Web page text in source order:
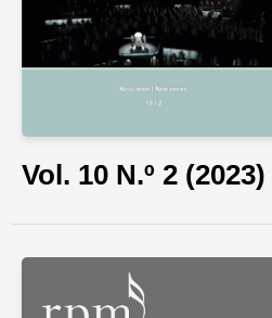
Vol. 10 N.º 2 (2023)